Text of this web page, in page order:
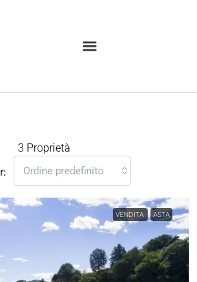
3 Proprietà
Ordine predefinito
VENDITA ASTA